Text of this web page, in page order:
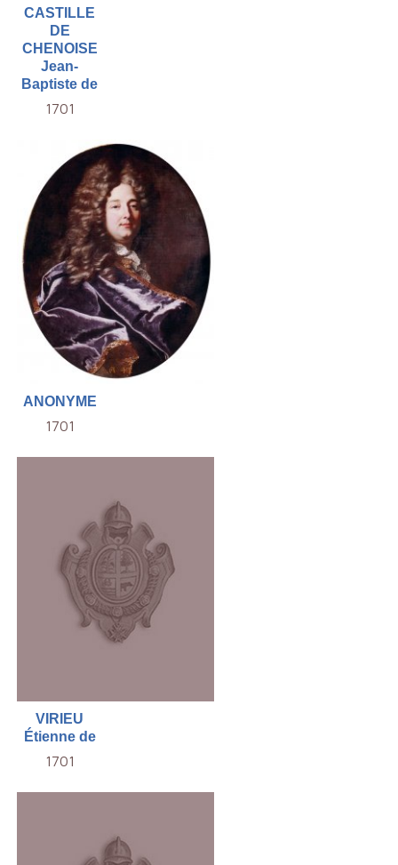
CASTILLE
DE
CHENOISE
Jean-
Baptiste de
1701
ANONYME
1701
VIRIEU
Étienne de
1701